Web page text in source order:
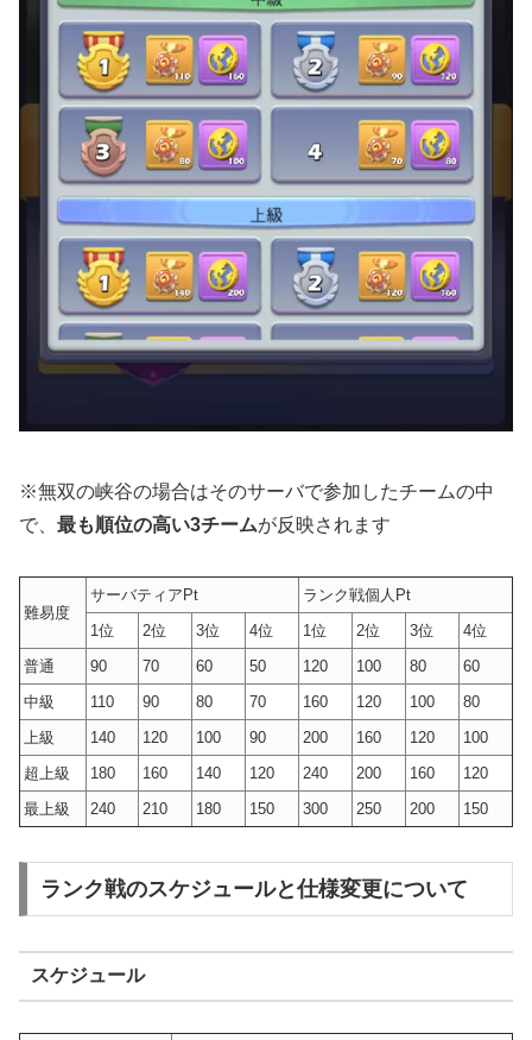
※無双の峡谷の場合はそのサーバで参加したチームの中
で、 最も順位の高い3チームが反映されます
難易度
サーバティアPt
ランク戦個人Pt
1位
2位 3位 4位 1位 2位 3位
4位
普通
90 70 60 50 120 100 80
60
中級
110 90 80 70 160 120 100
80
上級
140 120 100 90 200 160 120
100
超上級
180 160 140 120 240 200 160
120
最上級
240 210 180 150 300 250 200 150
ランク戦のスケジュールと仕様変更について
スケジュール